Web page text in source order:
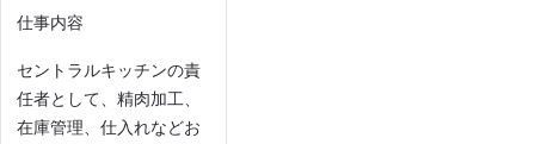
仕事内容
セントラルキッチンの責
任者として、精肉加工、
在庫管理、仕入れなどお